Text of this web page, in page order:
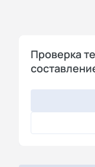
Проверка